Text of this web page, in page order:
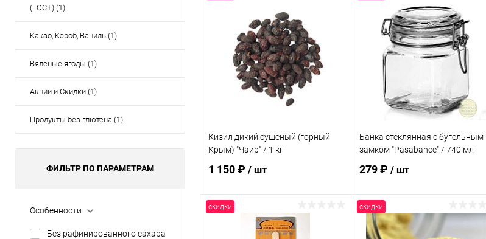
(ГОСТ) (1)
Какао, Кэроб, Ваниль (1)
Вяленые ягоды (1)
Акции и Скидки (1)
Продукты без глютена (1)
ФИЛЬТР ПО ПАРАМЕТРАМ
Особенности
Без рафинированного сахара
Купить в 1 клик Сравнение
В избранное Под заказ
В корзину
Купить в 1 клик Сравнение
В избранное Под заказ
Кизил дикий сушеный (горный
Крым) "Чаир" / 1 кг
1 150 ₽ / шт
В корзину
Банка стеклянная с бугельным
замком "Pasabahce" / 740 мл
279 ₽ / шт
В корзину
скидки скидки